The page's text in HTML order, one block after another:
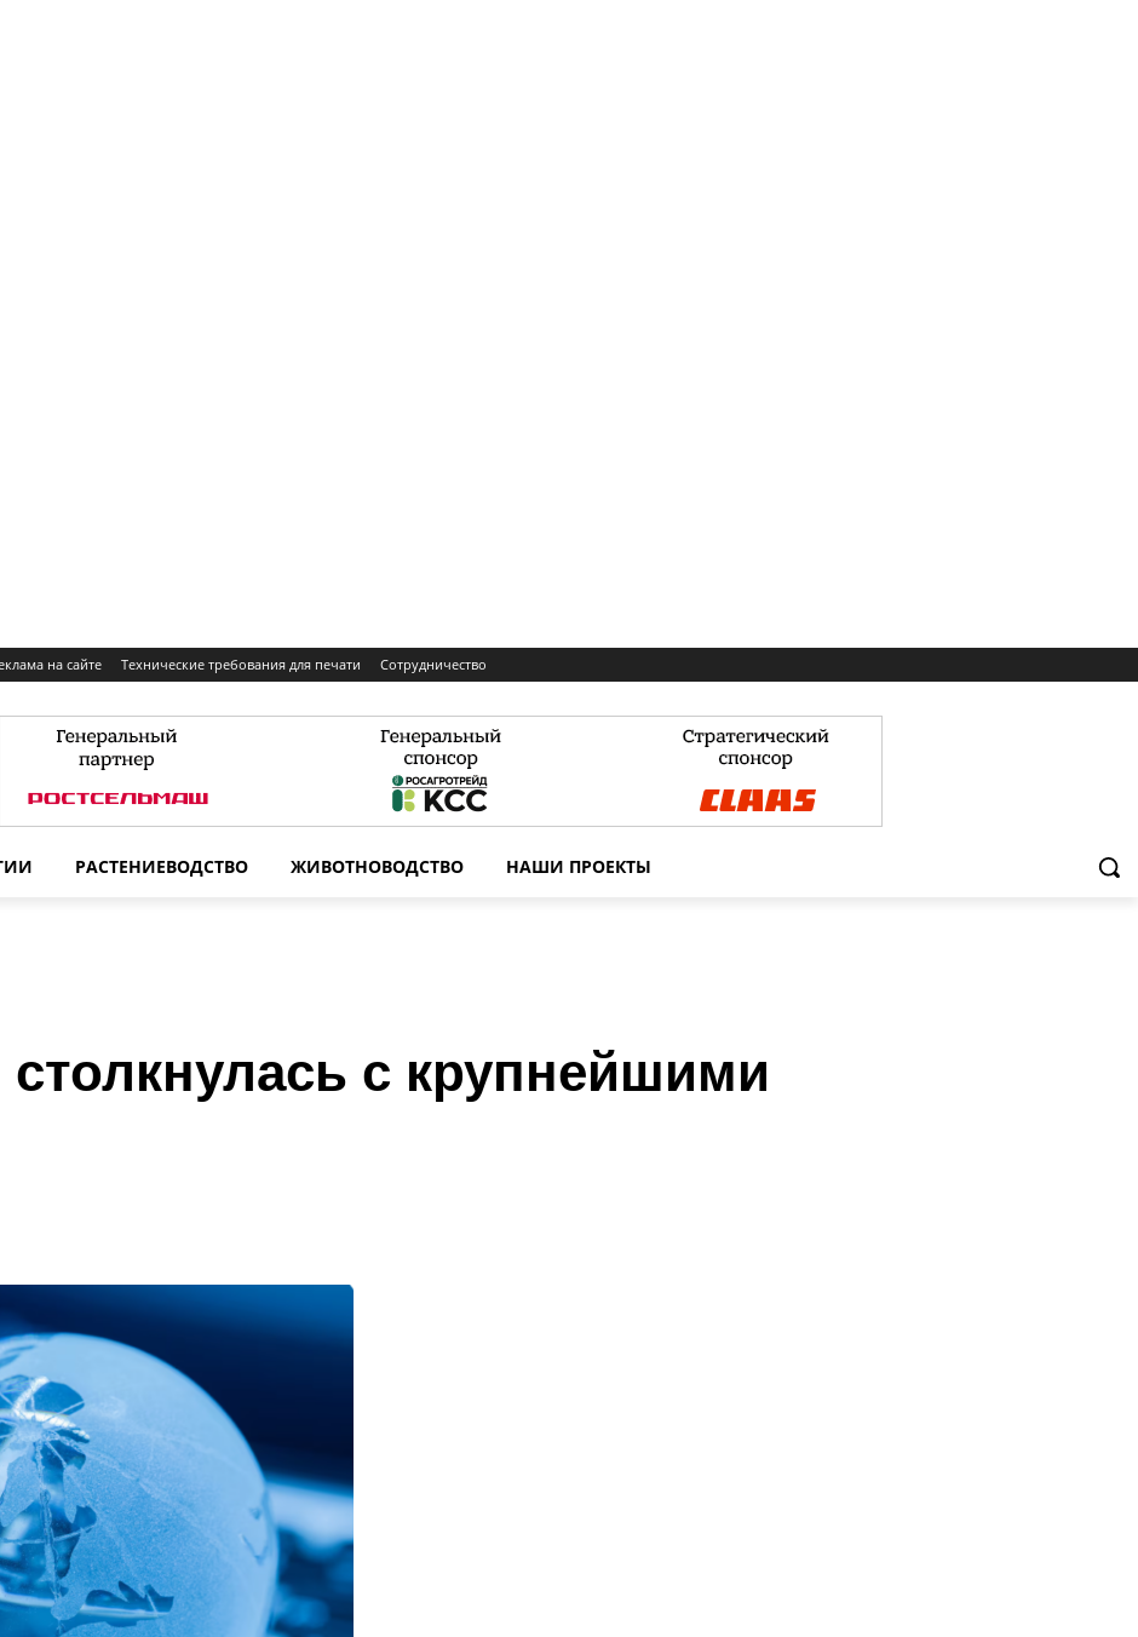
на сайте Технические требования для печати Сотрудничество
РАСТЕНИЕВОДСТВО ЖИВОТНОВОДСТВО НАШИ ПРОЕКТЫ
с крупнейшими